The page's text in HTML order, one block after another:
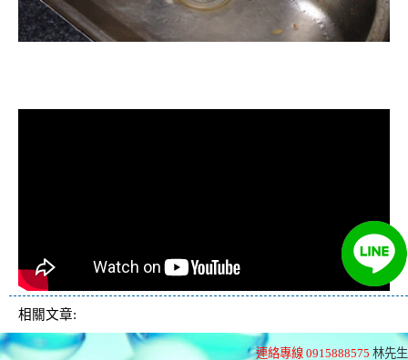
相關文章:
連絡專線 0915888575 林先生